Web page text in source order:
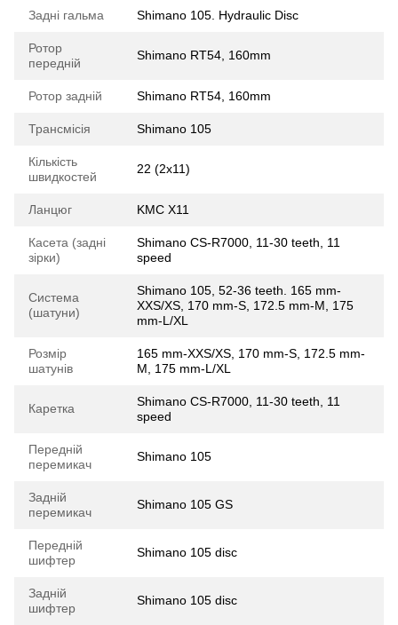
Задні гальма Shimano 105. Hydraulic Disc
Ротор
передній
Shimano RT54, 160mm
Ротор задній Shimano RT54, 160mm
Трансмісія Shimano 105
Кількість
швидкостей
22 (2x11)
Ланцюг KMC X11
Касета (задні
зірки)
Shimano CS-R7000, 11-30 teeth, 11
speed
Система
(шатуни)
Shimano 105, 52-36 teeth. 165 mm-
XXS/XS, 170 mm-S, 172.5 mm-M, 175
mm-L/XL
Розмір
шатунів
165 mm-XXS/XS, 170 mm-S, 172.5 mm-
M, 175 mm-L/XL
Каретка
Shimano CS-R7000, 11-30 teeth, 11
speed
Передній
перемикач
Shimano 105
Задній
перемикач
Shimano 105 GS
Передній
шифтер
Shimano 105 disc
Задній
шифтер
Shimano 105 disc